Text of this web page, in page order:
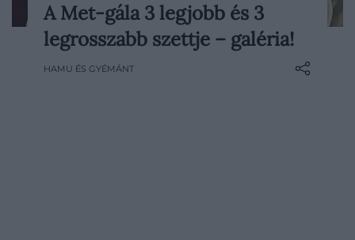
A 2026-os Met-gála ismét bebizonyította,
hogy a divat világa akkor igazán izgalmas,
ha a határokkal játszik. Az idei, „Fashion is
A Met-gála 3 legjobb és 3
legrosszabb szettje – galéria!
HAMU ÉS GYÉMÁNT